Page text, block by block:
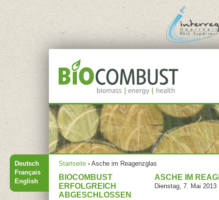
Jump to navigation
Sie sind hier
Startseite › Asche im Reagenzglas
ASCHE IM
Dienstag, 7. Mai 2013
BIOCOMBUST
ERFOLGREICH
ABGESCHLOSSEN
Deutsch
Français
English